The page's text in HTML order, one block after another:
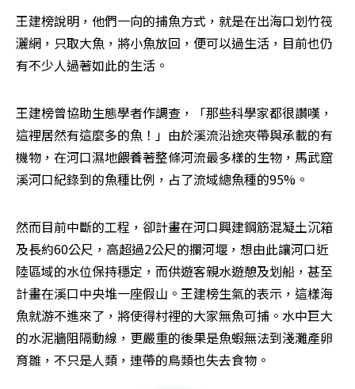
王建榜說明，他們一向的捕魚方式，就是在出海口划竹筏
灑網，只取大魚，將小魚放回，便可以過生活，目前也仍
有不少人過著如此的生活。
王建榜曾協助生態學者作調查，「那些科學家都很讚嘆，
這裡居然有這麼多的魚！」由於溪流沿途夾帶與承載的有
機物，在河口濕地餵養著整條河流最多樣的生物，馬武窟
溪河口紀錄到的魚種比例，占了流域總魚種的95%。
然而目前中斷的工程，卻計畫在河口興建鋼筋混凝土沉箱
及長約60公尺，高超過2公尺的攔河堰，想由此讓河口近
陸區域的水位保持穩定，而供遊客親水遊憩及划船，甚至
計畫在溪口中央堆一座假山。王建榜生氣的表示，這樣海
魚就游不進來了，將使得村裡的大家無魚可捕。水中巨大
的水泥牆阻隔動線，更嚴重的後果是魚蝦無法到淺灘產卵
育雛，不只是人類，連帶的鳥類也失去食物。